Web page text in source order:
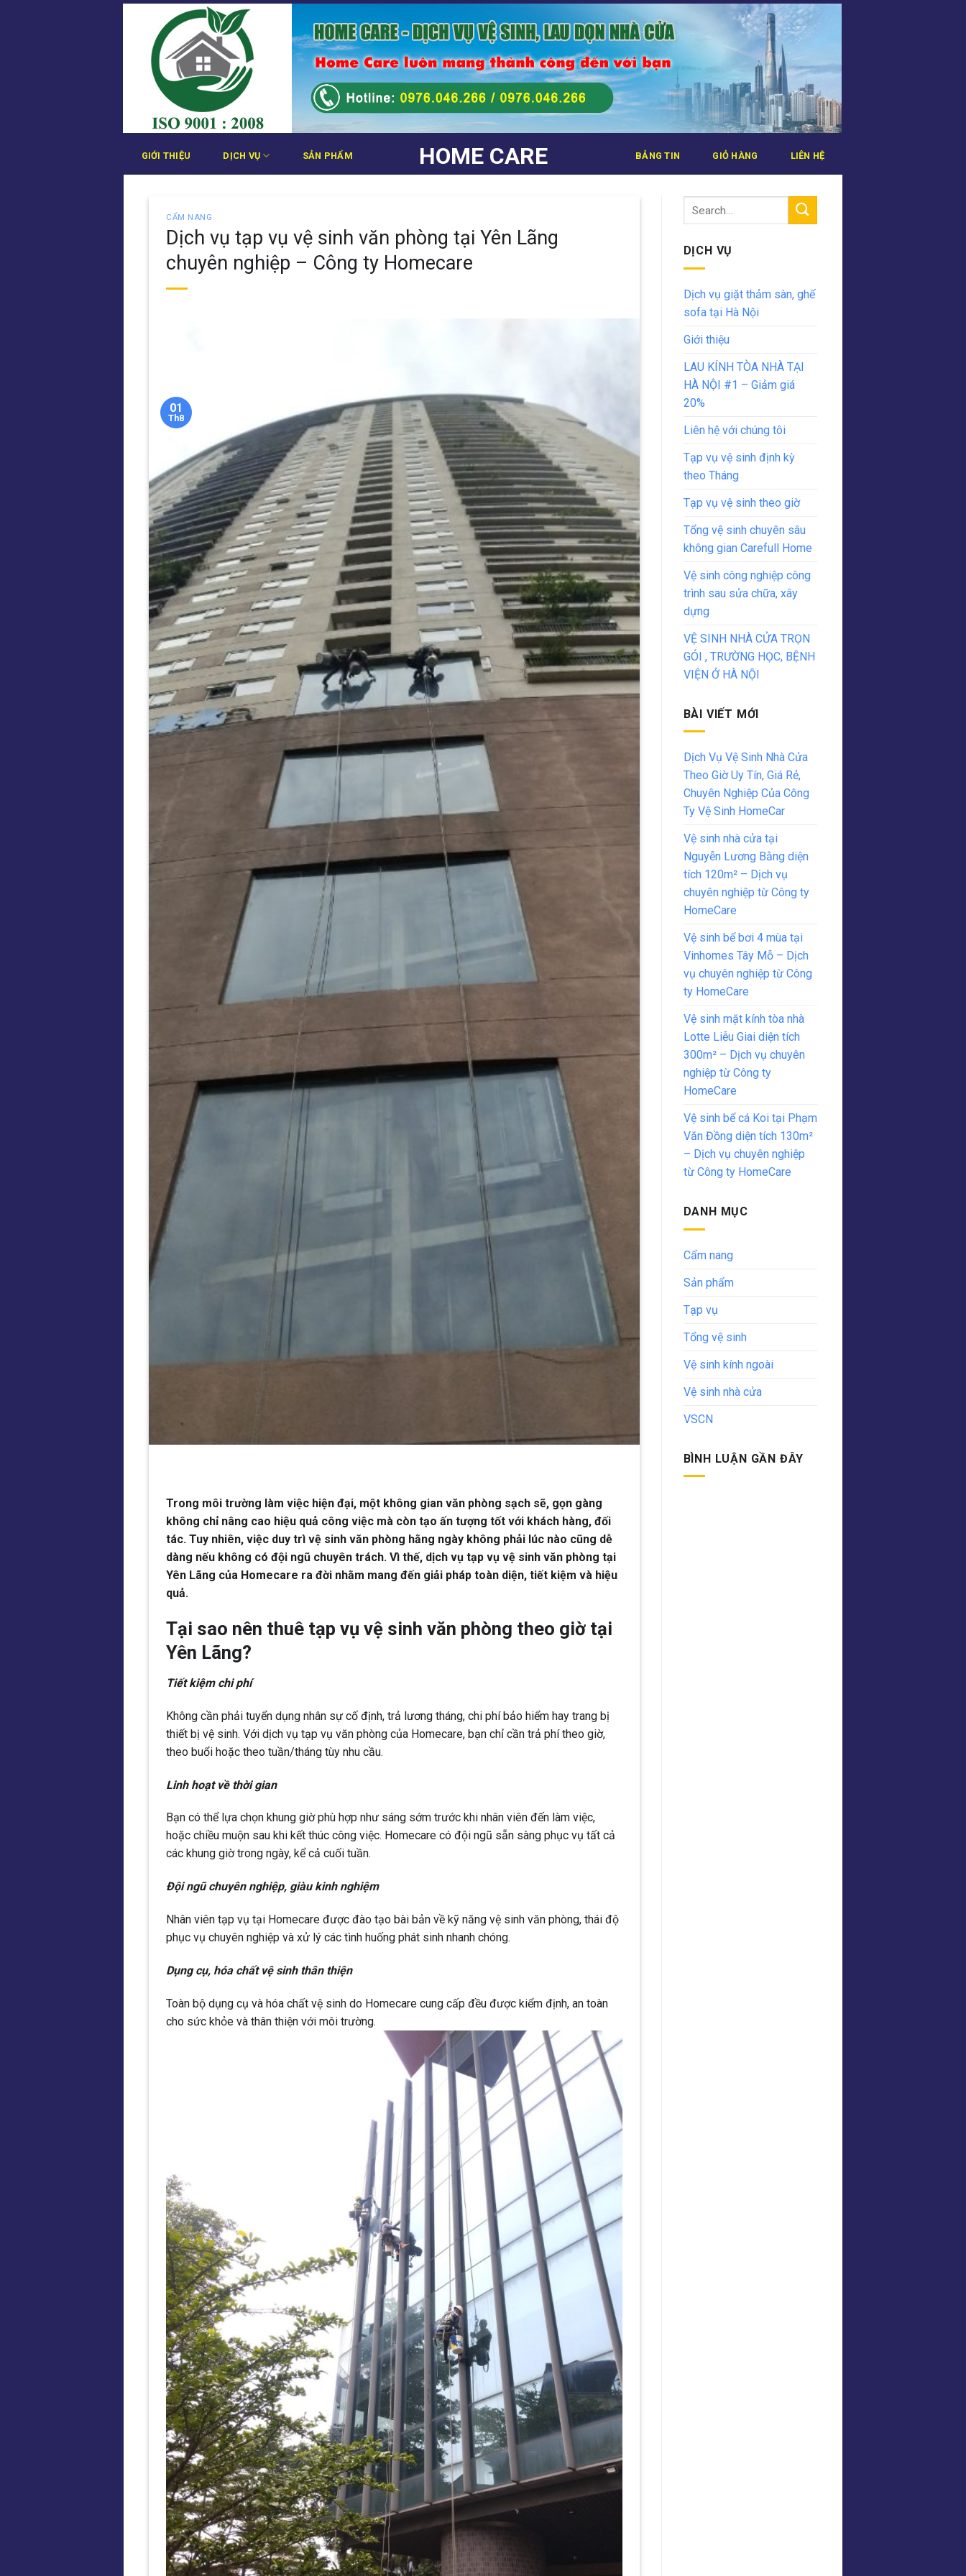
Bỏ
HOME CARE
GIỚI THIỆU DỊCH VỤ SẢN PHẨM BẢNG TIN GIỎ HÀNG LIÊN HỆ
CẨM NANG
Dịch vụ tạp vụ vệ sinh văn phòng tại Yên Lãng
chuyên nghiệp – Công ty Homecare
01
Th8
Trong môi trường làm việc hiện đại, một không gian văn phòng sạch sẽ, gọn gàng
không chỉ nâng cao hiệu quả công việc mà còn tạo ấn tượng tốt với khách hàng, đối
tác. Tuy nhiên, việc duy trì vệ sinh văn phòng hằng ngày không phải lúc nào cũng dễ
dàng nếu không có đội ngũ chuyên trách. Vì thế, dịch vụ tạp vụ vệ sinh văn phòng tại
Yên Lãng của Homecare ra đời nhằm mang đến giải pháp toàn diện, tiết kiệm và hiệu
quả.
Tại sao nên thuê tạp vụ vệ sinh văn phòng theo giờ tại
Yên Lãng?
Tiết kiệm chi phí
Không cần phải tuyển dụng nhân sự cố định, trả lương tháng, chi phí bảo hiểm hay trang bị
thiết bị vệ sinh. Với dịch vụ tạp vụ văn phòng của Homecare, bạn chỉ cần trả phí theo giờ,
theo buổi hoặc theo tuần/tháng tùy nhu cầu.
Linh hoạt về thời gian
Bạn có thể lựa chọn khung giờ phù hợp như sáng sớm trước khi nhân viên đến làm việc,
hoặc chiều muộn sau khi kết thúc công việc. Homecare có đội ngũ sẵn sàng phục vụ tất cả
các khung giờ trong ngày, kể cả cuối tuần.
Đội ngũ chuyên nghiệp, giàu kinh nghiệm
Nhân viên tạp vụ tại Homecare được đào tạo bài bản về kỹ năng vệ sinh văn phòng, thái độ
phục vụ chuyên nghiệp và xử lý các tình huống phát sinh nhanh chóng.
Dụng cụ, hóa chất vệ sinh thân thiện
Toàn bộ dụng cụ và hóa chất vệ sinh do Homecare cung cấp đều được kiểm định, an toàn
cho sức khỏe và thân thiện với môi trường.
DỊCH VỤ
Dịch vụ giặt thảm sàn, ghế
sofa tại Hà Nội
Giới thiệu
LAU KÍNH TÒA NHÀ TẠI
HÀ NỘI #1 – Giảm giá
20%
Liên hệ với chúng tôi
Tạp vụ vệ sinh định kỳ
theo Tháng
Tạp vụ vệ sinh theo giờ
Tổng vệ sinh chuyên sâu
không gian Carefull Home
Vệ sinh công nghiệp công
trình sau sửa chữa, xây
dựng
VỆ SINH NHÀ CỬA TRỌN
GÓI , TRƯỜNG HỌC, BỆNH
VIỆN Ở HÀ NỘI
BÀI VIẾT MỚI
Dịch Vụ Vệ Sinh Nhà Cửa
Theo Giờ Uy Tín, Giá Rẻ,
Chuyên Nghiệp Của Công
Ty Vệ Sinh HomeCar
Vệ sinh nhà cửa tại
Nguyễn Lương Bằng diện
tích 120m² – Dịch vụ
chuyên nghiệp từ Công ty
HomeCare
Vệ sinh bể bơi 4 mùa tại
Vinhomes Tây Mỗ – Dịch
vụ chuyên nghiệp từ Công
ty HomeCare
Vệ sinh mặt kính tòa nhà
Lotte Liễu Giai diện tích
300m² – Dịch vụ chuyên
nghiệp từ Công ty
HomeCare
Vệ sinh bể cá Koi tại Phạm
Văn Đồng diện tích 130m²
– Dịch vụ chuyên nghiệp
từ Công ty HomeCare
DANH MỤC
Cẩm nang
Sản phẩm
Tạp vụ
Tổng vệ sinh
Vệ sinh kính ngoài
Vệ sinh nhà cửa
VSCN
BÌNH LUẬN GẦN ĐÂY